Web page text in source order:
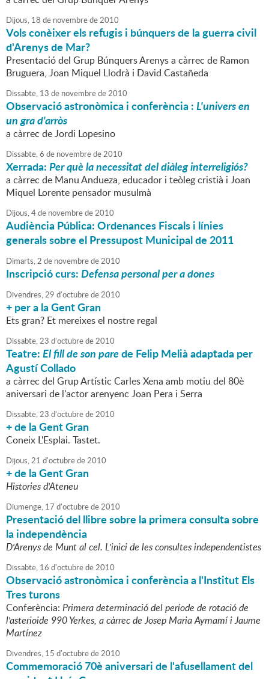
Dijous, 18 de novembrede2010
Vols conèixer els refugis i búnquers de la guerra civil
d'Arenys de Mar?
Presentació del Grup Búnquers Arenys a càrrec de Ramon
Bruguera, Joan Miquel Llodrà i David Castañeda
Dissabte, 13 de novembrede2010
Observació astronòmica i conferència :L'univers en
un gra d'arròs
a càrrec de Jordi Lopesino
Dissabte,6 de novembrede2010
Xerrada:Per què la necessitat del diàleg interreligiós?
a càrrec de Manu Andueza, educador i teòleg cristià i Joan
Miquel Lorente pensador musulmà
Dijous,4de novembrede2010
Audiència Pública: Ordenances Fiscals i línies
generals sobre el Pressupost Municipal de 2011
Dimarts,2 de novembrede2010
Inscripció curs:Defensa personal per a dones
Divendres,29 d'octubrede2010
+ per a la Gent Gran
Ets gran? Et mereixes el nostre regal
Dissabte,23 d'octubrede2010
Teatre:El fill de son parede Felip Melià adaptada per
Agustí Collado
a càrrec del Grup Artístic Carles Xena amb motiu del 80è
aniversari de l'actor arenyenc Joan Pera i Serra
Dissabte,23 d'octubrede2010
+ de la Gent Gran
Coneix L'Esplai. Tastet.
Dijous,21 d'octubrede2010
+ de la Gent Gran
Histories d'Ateneu
Diumenge, 17 d'octubrede2010
Presentació del llibre sobre la primera consulta sobre
la independència
D'Arenys de Munt al cel. L'inici de les consultes independentistes
Dissabte, 16 d'octubrede2010
Observació astronòmica i conferència a l'Institut Els
Tres turons
Conferència: Primera determinació del període de rotació de
l'asterioide 990 Yerkes, a càrrec de Josep Maria Aymamí i Jaume
Martínez
Divendres, 15 d'octubrede2010
Commemoració 70è aniversari de l'afusellament del